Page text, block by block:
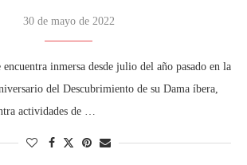
30 de mayo de 2022
encuentra inmersa desde julio del año pasado en la
del Descubrimiento de su Dama íbera,
actividades de …